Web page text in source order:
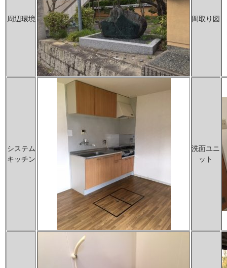
周辺環境 間取り図
システム
キッチン
洗面ユニ
ット